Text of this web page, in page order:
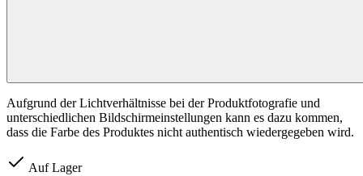
Aufgrund der Lichtverhältnisse bei der Produktfotografie und
unterschiedlichen Bildschirmeinstellungen kann es dazu kommen,
dass die Farbe des Produktes nicht authentisch wiedergegeben wird.
Auf Lager